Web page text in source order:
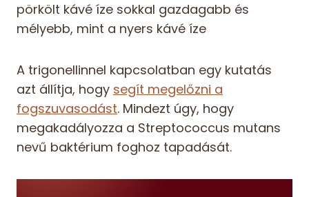
pörkölt kávé íze sokkal gazdagabb és
mélyebb, mint a nyers kávé íze
A trigonellinnel kapcsolatban egy kutatás
azt állítja, hogy segít megelőzni a
fogszuvasodást. Mindezt úgy, hogy
megakadályozza a Streptococcus mutans
nevű baktérium foghoz tapadását.